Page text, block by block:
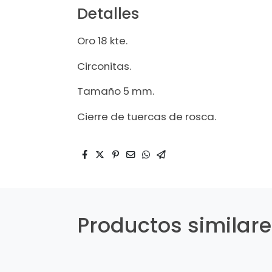
Detalles
Oro 18 kte.
Circonitas.
Tamaño 5 mm.
Cierre de tuercas de rosca.
Productos